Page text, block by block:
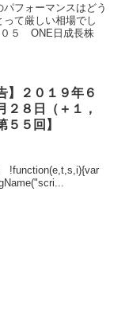
フォーマンスはどう
て厳しい相場でし
０５ ONE日成長株
】２０１９年６
２８日（＋１，
５５回】
!function(e,t,s,i){var